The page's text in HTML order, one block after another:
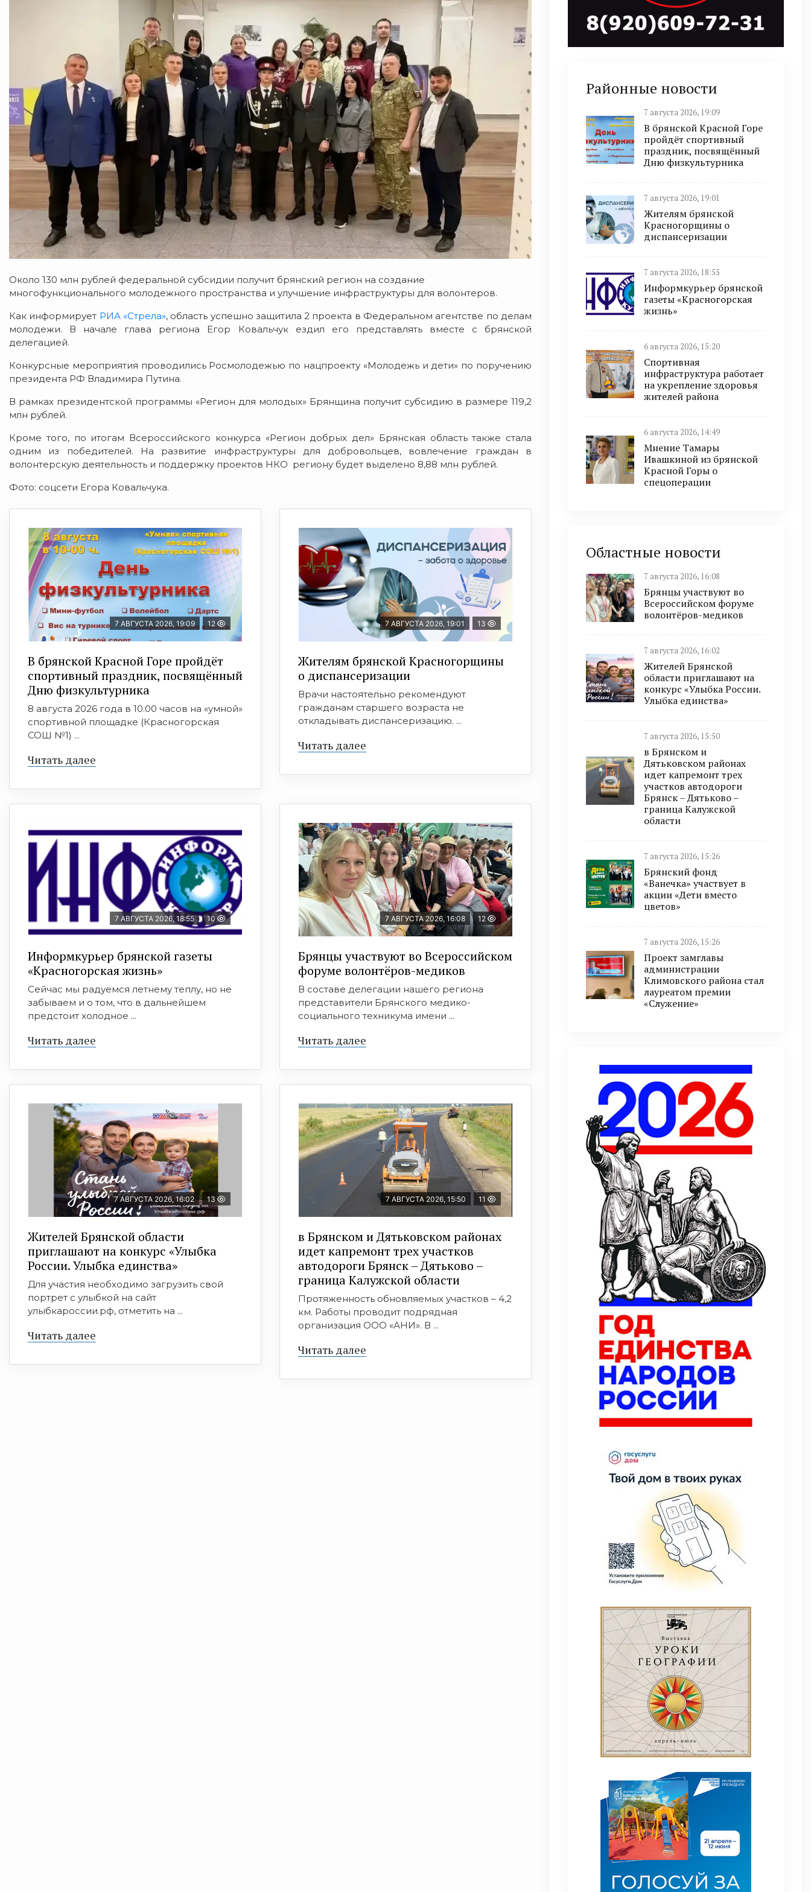
Около 130 млн рублей федеральной субсидии получит брянский регион на создание
многофункционального молодежного пространства и улучшение инфраструктуры для волонтеров.
Как информирует РИА «Стрела», область успешно защитила 2 проекта в Федеральном агентстве по делам
молодежи. В начале глава региона Егор Ковальчук ездил его представлять вместе с брянской
делегацией.
Конкурсные мероприятия проводились Росмолодежью по нацпроекту «Молодежь и дети» по поручению
президента РФ Владимира Путина.
В рамках президентской программы «Регион для молодых» Брянщина получит субсидию в размере 119,2
млн рублей.
Кроме того, по итогам Всероссийского конкурса «Регион добрых дел» Брянская область также стала
одним из победителей. На развитие инфраструктуры для добровольцев, вовлечение граждан в
волонтерскую деятельность и поддержку проектов НКО региону будет выделено 8,88 млн рублей.
Фото: соцсети Егора Ковальчука.
7 АВГУСТА 2026, 19:09 12
В брянской Красной Горе пройдёт
спортивный праздник, посвящённый
Дню физкультурника
8 августа 2026 года в 10.00 часов на «умной»
спортивной площадке (Красногорская
СОШ №1) ...
Читать далее
7 АВГУСТА 2026, 19:01 13
Жителям брянской Красногорщины
о диспансеризации
Врачи настоятельно рекомендуют
гражданам старшего возраста не
откладывать диспансеризацию. ...
Читать далее
7 АВГУСТА 2026, 18:55 10
Информкурьер брянской газеты
«Красногорская жизнь»
Сейчас мы радуемся летнему теплу, но не
забываем и о том, что в дальнейшем
предстоит холодное ...
Читать далее
7 АВГУСТА 2026, 16:08 12
Брянцы участвуют во Всероссийском
форуме волонтёров-медиков
В составе делегации нашего региона
представители Брянского медико-
социального техникума имени ...
Читать далее
7 АВГУСТА 2026, 16:02 13
Жителей Брянской области
приглашают на конкурс «Улыбка
России. Улыбка единства»
Для участия необходимо загрузить свой
портрет с улыбкой на сайт
улыбкароссии.рф, отметить на ...
Читать далее
7 АВГУСТА 2026, 15:50 11
в Брянском и Дятьковском районах
идет капремонт трех участков
автодороги Брянск – Дятьково –
граница Калужской области
Протяженность обновляемых участков – 4,2
км. Работы проводит подрядная
организация ООО «АНИ». В ...
Читать далее
Районные новости
7 августа 2026, 19:09
В брянской Красной Горе
пройдёт спортивный
праздник, посвящённый
Дню физкультурника
7 августа 2026, 19:01
Жителям брянской
Красногорщины о
диспансеризации
7 августа 2026, 18:55
Информкурьер брянской
газеты «Красногорская
жизнь»
6 августа 2026, 15:20
Спортивная
инфраструктура работает
на укрепление здоровья
жителей района
6 августа 2026, 14:49
Мнение Тамары
Ивашкиной из брянской
Красной Горы о
спецоперации
Областные новости
7 августа 2026, 16:08
Брянцы участвуют во
Всероссийском форуме
волонтёров-медиков
7 августа 2026, 16:02
Жителей Брянской
области приглашают на
конкурс «Улыбка России.
Улыбка единства»
7 августа 2026, 15:50
в Брянском и
Дятьковском районах
идет капремонт трех
участков автодороги
Брянск – Дятьково –
граница Калужской
области
7 августа 2026, 15:26
Брянский фонд
«Ванечка» участвует в
акции «Дети вместо
цветов»
7 августа 2026, 15:26
Проект замглавы
администрации
Климовского района стал
лауреатом премии
«Служение»